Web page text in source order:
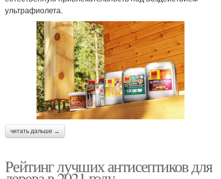
ультрафиолета.
читать дальше →
Рейтинг лучших антисептиков для